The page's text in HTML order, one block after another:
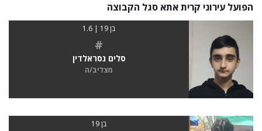
הפועל עירוני קרית אתא סגל הקבוצה
בן 19 | 1.6
#
סלים נסראלדין
מצליב/ה
בן 19